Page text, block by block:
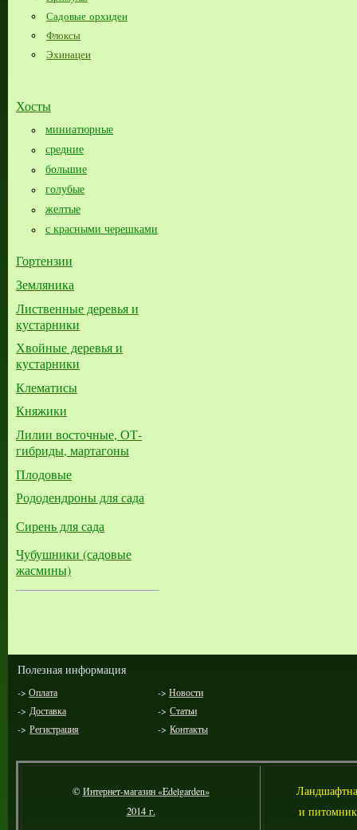
Садовые орхидеи
Флоксы
Эхинацеи
Хосты
миниатюрные
средние
большие​
голубые
желтые
с красными черешками
Гортензии
Земляника
Лиственные деревья и
кустарники
Хвойные деревья и
кустарники
Клематисы
Княжики
Лилии восточные, ОТ-
гибриды, мартагоны
Плодовые
Рододендроны для сада
Сирень для сада
Чубушники (садовые
жасмины)
Полезная информация
-> Оплата -> Новости
-> Доставка -> Статьи
-> Регистрация -> Контакты
©Интернет-магазин «Edelgarden»
2014 г.
Л
и питомник